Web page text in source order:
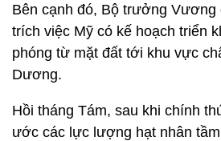
Bên cạnh đó, Bộ trưởng Vương
trích việc Mỹ có kế hoạch triển
phóng từ mặt đất tới khu vực
Dương.
Hồi tháng Tám, sau khi chính
ước các lực lượng hạt nhân